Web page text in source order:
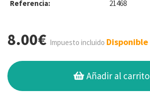
Referencia: 21468
8.00€ Impuesto incluido Disponible
Añadir al carrito